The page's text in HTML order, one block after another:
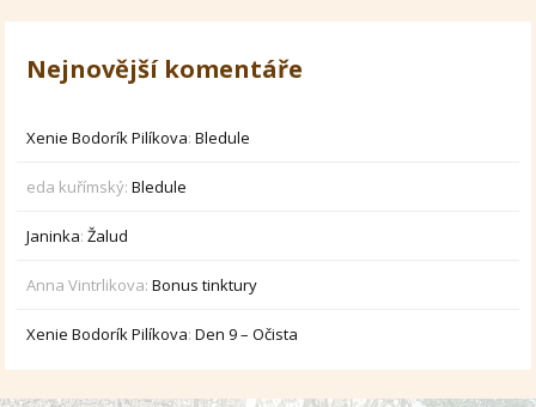
Nejnovější komentáře
Xenie Bodorík Pilíkova:Bledule
eda kuřímský:Bledule
Janinka:Žalud
Anna Vintrlikova:Bonus tinktury
Xenie Bodorík Pilíkova:Den 9 – Očista